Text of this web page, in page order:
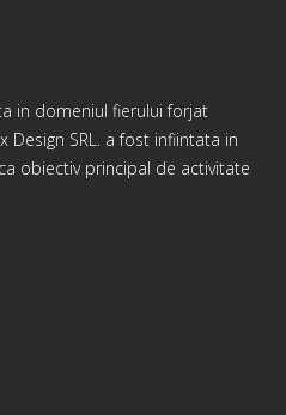
in domeniul fierului forjat
Design SRL. a fost infiintata in
obiectiv principal de activitate